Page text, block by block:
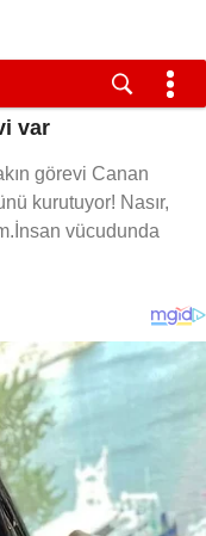
var
görevi Canan
kurutuyor! Nasır,
vücudunda